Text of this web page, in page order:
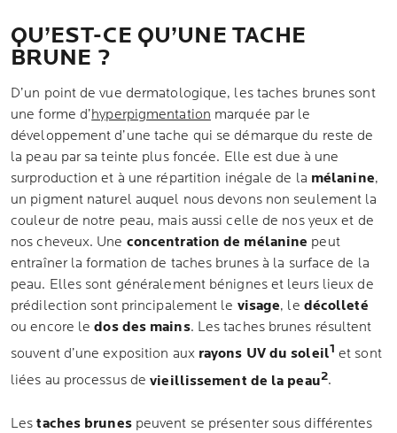
QU’EST-CE QU’UNE TACHE
BRUNE ?
D’un point de vue dermatologique, les taches brunes sont
une forme d’hyperpigmentation marquée par le
développement d’une tache qui se démarque du reste de
la peau par sa teinte plus foncée. Elle est due à une
surproduction et à une répartition inégale de la mélanine,
un pigment naturel auquel nous devons non seulement la
couleur de notre peau, mais aussi celle de nos yeux et de
nos cheveux. Une concentration de mélanine peut
entraîner la formation de taches brunes à la surface de la
peau. Elles sont généralement bénignes et leurs lieux de
prédilection sont principalement le visage, le décolleté
ou encore ledos des mains. Les taches brunes résultent
souvent d’une exposition aux rayons UV du soleil1 et sont
liées au processus devieillissement de la peau2.
Lestaches brunespeuvent se présenter sous différentes